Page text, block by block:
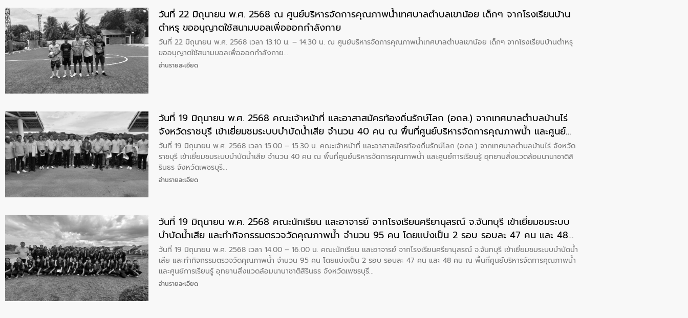
วันที่ 22 มิถุนายน พ.ศ. 2568 ณ ศูนย์บริหารจัดการคุณภาพน้ำเทศบาลตำบลเขาน้อย เด็กๆ จากโรงเรียนบ้าน
ตำหรุ ขออนุญาตใช้สนามบอลเพื่อออกกำลังกาย
วันที่ 22 มิถุนายน พ.ศ. 2568 เวลา 13.10 น. – 14.30 น. ณ ศูนย์บริหารจัดการคุณภาพน้ำเทศบาลตำบลเขาน้อย เด็กๆ จากโรงเรียนบ้านตำหรุ
ขออนุญาตใช้สนามบอลเพื่อออกกำลังกาย
อ่านรายละเอียด
วันที่ 19 มิถุนายน พ.ศ. 2568 คณะเจ้าหน้าที่ เเละอาสาสมัครท้องถิ่นรักษ์โลก (อถล.) จากเทศบาลตำบลบ้านไร่
จังหวัดราชบุรี เข้าเยี่ยมชมระบบบำบัดน้ำเสีย จำนวน 40 คน ณ พื้นที่ศูนย์บริหารจัดการคุณภาพน้ำ เเละศูนย์
การเรียนรู้ อุทยานสิ่งแวดล้อมนานาชาติสิรินธร จังหวัดเพชรบุรี
วันที่ 19 มิถุนายน พ.ศ. 2568 เวลา 15.00 – 15.30 น. คณะเจ้าหน้าที่ เเละอาสาสมัครท้องถิ่นรักษ์โลก (อถล.) จากเทศบาลตำบลบ้านไร่ จังหวัด
ราชบุรี เข้าเยี่ยมชมระบบบำบัดน้ำเสีย จำนวน 40 คน ณ พื้นที่ศูนย์บริหารจัดการคุณภาพน้ำ เเละศูนย์การเรียนรู้ อุทยานสิ่งแวดล้อมนานาชาติสิ
รินธร จังหวัดเพชรบุรี
อ่านรายละเอียด
วันที่ 19 มิถุนายน พ.ศ. 2568 คณะนักเรียน เเละอาจารย์ จากโรงเรียนศรียานุสรณ์ จ.จันทบุรี เข้าเยี่ยมชมระบบ
บำบัดน้ำเสีย และทำกิจกรรมตรวจวัดคุณภาพน้ำ จำนวน 95 คน โดยแบ่งเป็น 2 รอบ รอบละ 47 คน และ 48
คน ณ พื้นที่ศูนย์บริหารจัดการคุณภาพน้ำ เเละศูนย์การเรียนรู้ อุทยานสิ่งแวดล้อมนานาชาติสิรินธร จังหวัด
เพชรบุรี
วันที่ 19 มิถุนายน พ.ศ. 2568 เวลา 14.00 – 16.00 น. คณะนักเรียน เเละอาจารย์ จากโรงเรียนศรียานุสรณ์ จ.จันทบุรี เข้าเยี่ยมชมระบบบำบัดน้ำ
เสีย และทำกิจกรรมตรวจวัดคุณภาพน้ำ จำนวน 95 คน โดยแบ่งเป็น 2 รอบ รอบละ 47 คน และ 48 คน ณ พื้นที่ศูนย์บริหารจัดการคุณภาพน้ำ
เเละศูนย์การเรียนรู้ อุทยานสิ่งแวดล้อมนานาชาติสิรินธร จังหวัดเพชรบุรี
อ่านรายละเอียด